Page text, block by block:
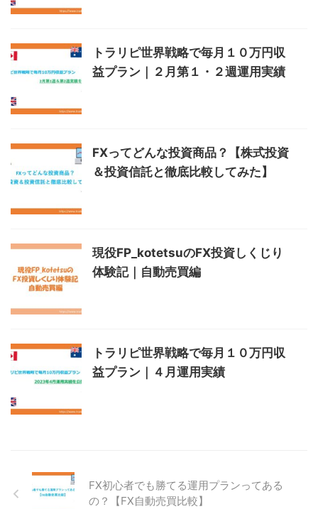
トラリピ世界戦略で毎月１０万円収
益プラン｜２月第１・２週運用実績
FXってどんな投資商品？【株式投資
＆投資信託と徹底比較してみた】
現役FP_kotetsuのFX投資しくじり
体験記｜自動売買編
トラリピ世界戦略で毎月１０万円収
益プラン｜４月運用実績
FX初心者でも勝てる運用プランってある
の？【FX自動売買比較】